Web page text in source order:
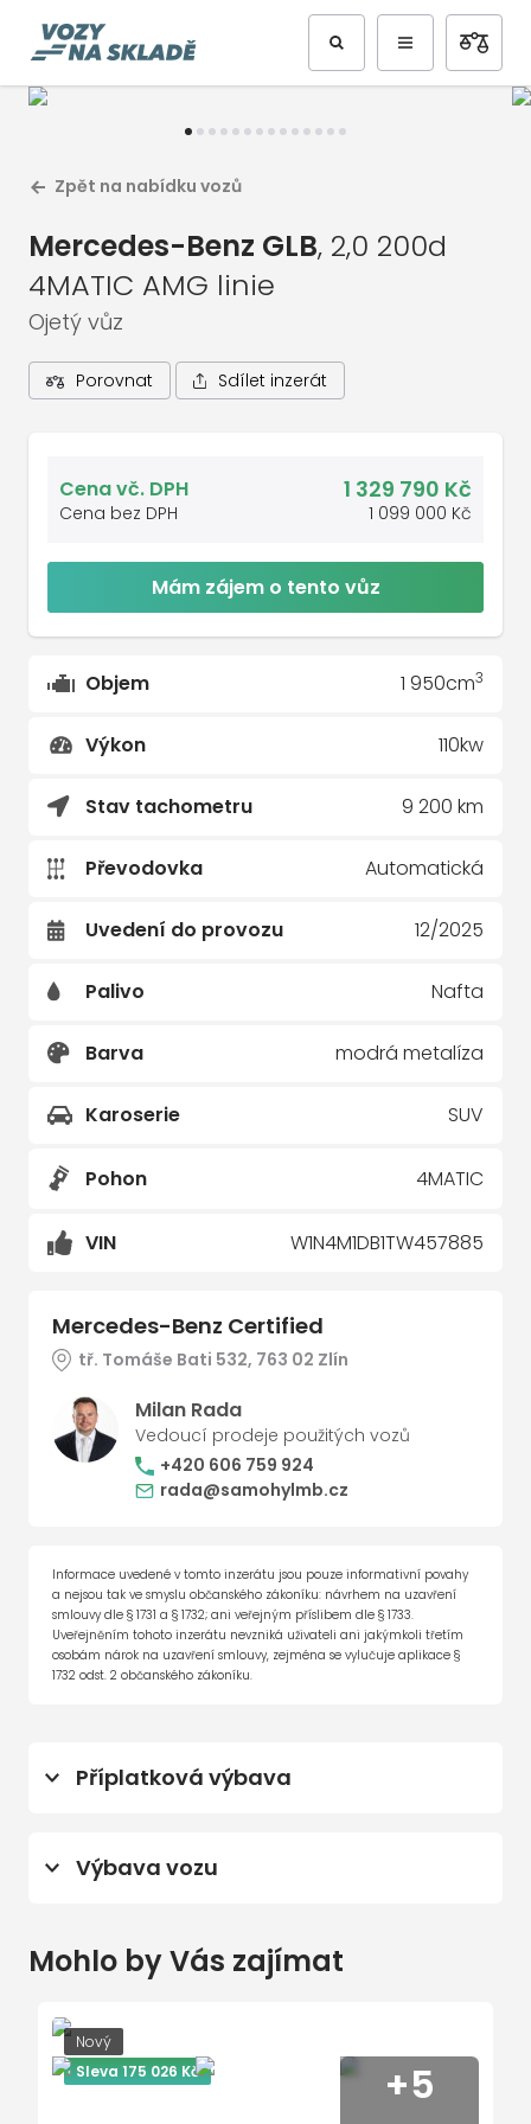
Zpět na nabídku vozů
Mercedes-Benz GLB, 2,0 200d
4MATIC AMG linie
Ojetý vůz
Porovnat Sdílet inzerát
Příplatková výbava
sada OFF-Road
sada pro parkování s 360 kamerou
Sada komfortních funkcí zrcátek
Sada Night
Výbava vozu
8 rychlostních stupňů
ABS
Android Auto
Mohlo by Vás zajímat
Nový
Sleva 175 026 Kč
+5
Cena vč. DPH 1 329 790 Kč
Cena bez DPH 1 099 000 Kč
Mám zájem o tento vůz
Objem 1 950cm3
Výkon 110kw
Stav tachometru 9 200 km
Převodovka Automatická
Uvedení do provozu 12/2025
Palivo Nafta
Barva modrá metalíza
Karoserie SUV
Pohon 4MATIC
VIN W1N4M1DB1TW457885
Mercedes-Benz Certified
tř. Tomáše Bati 532, 763 02 Zlín
Milan Rada
Vedoucí prodeje použitých vozů
+420 606 759 924
rada@samohylmb.cz
Informace uvedené v tomto inzerátu jsou pouze informativní povahy
a nejsou tak ve smyslu občanského zákoníku: návrhem na uzavření
smlouvy dle § 1731 a § 1732; ani veřejným příslibem dle § 1733.
Uveřejněním tohoto inzerátu nevzniká uživateli ani jakýmkoli třetím
osobám nárok na uzavření smlouvy, zejména se vylučuje aplikace §
1732 odst. 2 občanského zákoníku.